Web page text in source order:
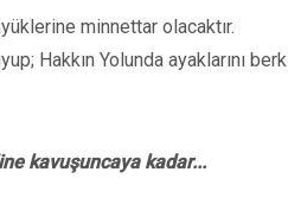
minnettar olacaktır.
Hakkın Yolunda ayaklarını berk
kavuşuncaya kadar...